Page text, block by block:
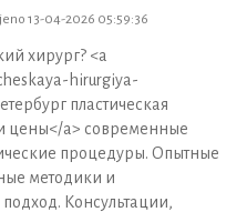
13-04-2026 05:59:36
хирург? <a
hirurgiya-
пластическая
цены</a> современные
процедуры. Опытные
методики и
Консультации,